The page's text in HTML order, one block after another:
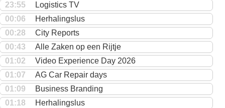
23:55
Logistics TV
00:06
Herhalingslus
00:28
City Reports
00:43
Alle Zaken op een Rijtje
01:02
Video Experience Day 2026
01:07
AG Car Repair days
01:09
Business Branding
01:18
Herhalingslus